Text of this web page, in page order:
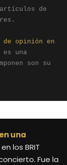
de
opinión en
es una
son su
una
los BRIT
Fue la